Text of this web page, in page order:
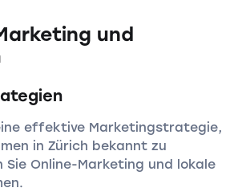
und
effektive Marketingstrategie,
in Zürich bekannt zu
Sie Online-Marketing und lokale